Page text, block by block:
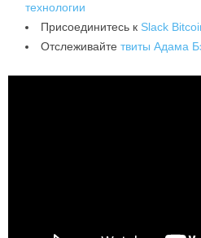
технологии
Присоединитесь к Slack
Отслеживайте твиты Адама